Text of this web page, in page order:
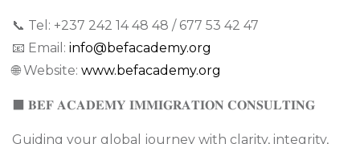
📞 Tel: +237 242 14 48 48 / 677 53 42 47
📧 Email: info@befacademy.org
🌐 Website: www.befacademy.org
⬛ 𝐁𝐄𝐅 𝐀𝐂𝐀𝐃𝐄𝐌𝐘 𝐈𝐌𝐌𝐈𝐆𝐑𝐀𝐓𝐈𝐎𝐍 𝐂𝐎𝐍𝐒𝐔𝐋𝐓𝐈𝐍𝐆
Guiding your global journey with clarity, integrity,